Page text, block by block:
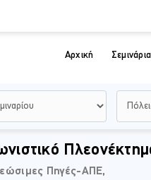
Αρχική Σεμινάρια
Πηγές-ΑΠΕ,⠀